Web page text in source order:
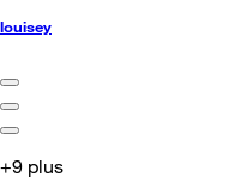
louisey
+9 plus